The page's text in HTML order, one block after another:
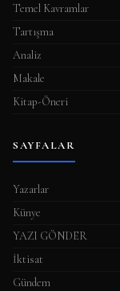
Temel Kavramlar
Tartışma
Analiz
Makale
Kitap-Öneri
SAYFALAR
Yazarlar
Künye
YAZI GÖNDER
İktisat
Gündem